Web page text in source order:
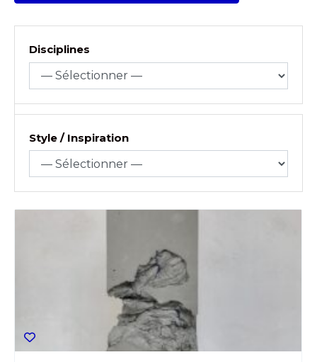
Disciplines
Style / Inspiration